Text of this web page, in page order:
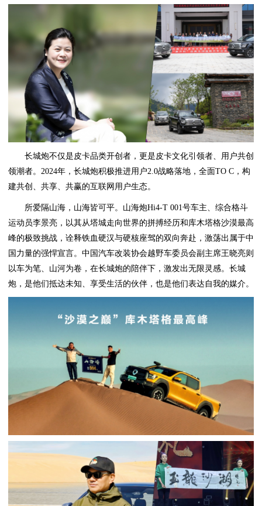
长城炮不仅是皮卡品类开创者，更是皮卡文化引领者、用户共创
领潮者。2024年，长城炮积极推进用户2.0战略落地，全面TO C，构
建共创、共享、共赢的互联网用户生态。
所爱隔山海，山海皆可平。山海炮Hi4-T 001号车主、综合格斗
运动员李景亮，以其从塔城走向世界的拼搏经历和库木塔格沙漠最高
峰的极致挑战，诠释铁血硬汉与硬核座驾的双向奔赴，激荡出属于中
国力量的强悍宣言。中国汽车改装协会越野车委员会副主席王晓亮则
以车为笔、山河为卷，在长城炮的陪伴下，激发出无限灵感。长城
炮，是他们抵达未知、享受生活的伙伴，也是他们表达自我的媒介。